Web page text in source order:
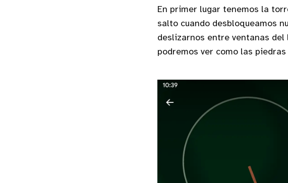
En primer lugar tenemos la
salto cuando desbloqueamos
deslizarnos entre ventanas
podremos ver como las